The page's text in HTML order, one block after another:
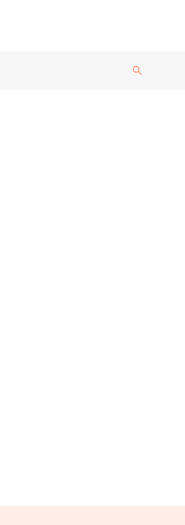
Suchen